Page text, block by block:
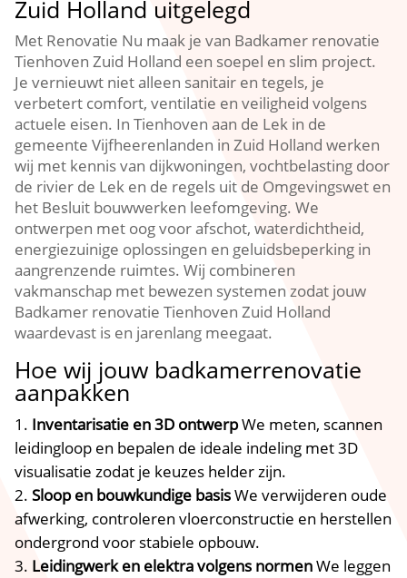
Zuid Holland uitgelegd
Met Renovatie Nu maak je van Badkamer renovatie
Tienhoven Zuid Holland een soepel en slim project.​
Je vernieuwt niet alleen sanitair en tegels, je
verbetert comfort, ventilatie en veiligheid volgens
actuele eisen.​ In Tienhoven aan de Lek in de
gemeente Vijfheerenlanden in Zuid Holland werken
wij met kennis van dijkwoningen, vochtbelasting door
de rivier de Lek en de regels uit de Omgevingswet en
het Besluit bouwwerken leefomgeving.​ We
ontwerpen met oog voor afschot, waterdichtheid,
energiezuinige oplossingen en geluidsbeperking in
aangrenzende ruimtes.​ Wij combineren
vakmanschap met bewezen systemen zodat jouw
Badkamer renovatie Tienhoven Zuid Holland
waardevast is en jarenlang meegaat.​
Hoe wij jouw badkamerrenovatie
aanpakken
Inventarisatie en 3D ontwerpWe meten, scannen
leidingloop en bepalen de ideale indeling met 3D
visualisatie zodat je keuzes helder zijn.​
Sloop en bouwkundige basisWe verwijderen oude
afwerking, controleren vloerconstructie en herstellen
ondergrond voor stabiele opbouw.​
Leidingwerk en elektra volgens normenWe leggen